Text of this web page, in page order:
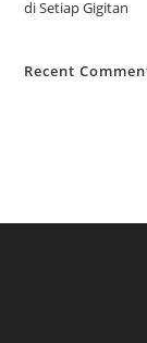
di Setiap Gigitan
Recent